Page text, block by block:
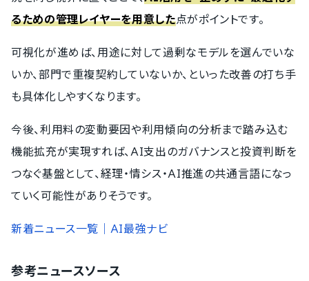
るための管理レイヤーを用意した点がポイントです。
可視化が進めば、用途に対して過剰なモデルを選んでいな
いか、部門で重複契約していないか、といった改善の打ち手
も具体化しやすくなります。
今後、利用料の変動要因や利用傾向の分析まで踏み込む
機能拡充が実現すれば、AI支出のガバナンスと投資判断を
つなぐ基盤として、経理・情シス・AI推進の共通言語になっ
ていく可能性がありそうです。
新着ニュース一覧｜AI最強ナビ
参考ニュースソース